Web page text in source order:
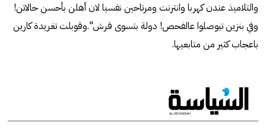
والتلاميذ عندن كهربا وانترنت ومرتاحين نفسيا لان أهلن بأحسن حالاتن!
وفي بنزين تيوصلوا عالفحص! دولة بتسوى قرش".وقوبلت تغريدة كارين
باعجاب كثير من متابعيها.